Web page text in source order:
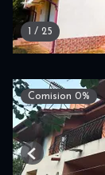
1 / 25
Comision 0%
Previous